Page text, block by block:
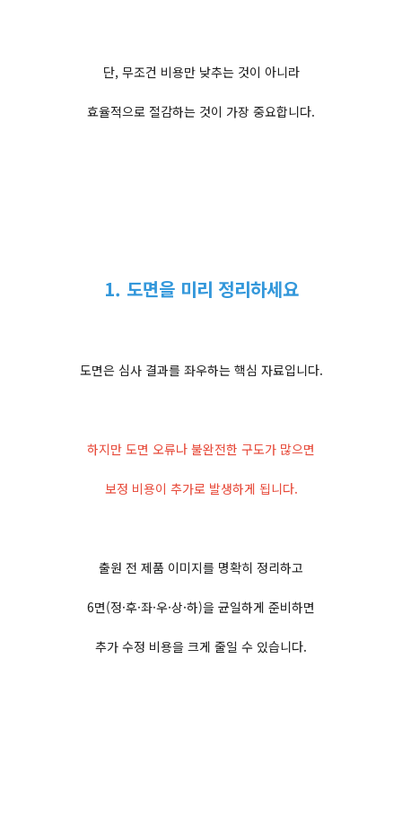
단, 무조건 비용만 낮추는 것이 아니라
효율적으로 절감하는 것이 가장 중요합니다.
1. 도면을 미리 정리하세요
도면은 심사 결과를 좌우하는 핵심 자료입니다.
하지만 도면 오류나 불완전한 구도가 많으면
보정 비용이 추가로 발생하게 됩니다.
출원 전 제품 이미지를 명확히 정리하고
6면(정·후·좌·우·상·하)을 균일하게 준비하면
추가 수정 비용을 크게 줄일 수 있습니다.